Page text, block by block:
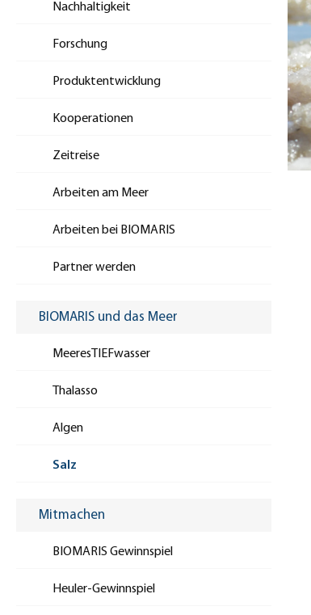
Nachhaltigkeit
Forschung
Produktentwicklung
Kooperationen
Zeitreise
Arbeiten am Meer
Arbeiten bei BIOMARIS
Partner werden
BIOMARIS und das Meer
MeeresTIEFwasser
Thalasso
Algen
Salz
Mitmachen
BIOMARIS Gewinnspiel
Heuler-Gewinnspiel